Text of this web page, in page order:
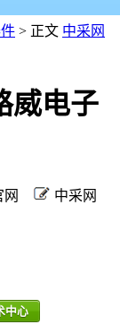
> 正文 中采网
威电子
网
中采网
中心